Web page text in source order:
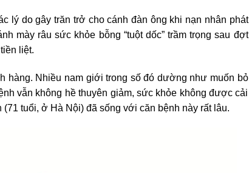
lý do gây trăn trở cho cánh đàn ông khi nạn nhân phát
mày râu sức khỏe bỗng “tuột dốc” trầm trọng sau đợt
liệt.
hàng. Nhiều nam giới trong số đó dường như muốn bỏ
vẫn không hề thuyên giảm, sức khỏe không được cải
tuổi, ở Hà Nội) đã sống với căn bệnh này rất lâu.